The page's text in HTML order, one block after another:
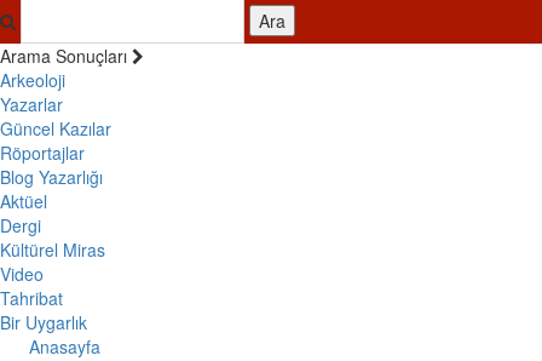
Ara
Arama Sonuçları
Arkeoloji
Yazarlar
Güncel Kazılar
Röportajlar
Blog Yazarlığı
Aktüel
Dergi
Kültürel Miras
Video
Tahribat
Bir Uygarlık
Anasayfa